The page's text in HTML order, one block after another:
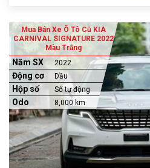
Mua Bán Xe Ô Tô Cũ KIA
CARNIVAL SIGNATURE 2022
Màu Trắng
Năm SX 2022
Động cơ Dầu
Hộp số Số tự động
Odo 8,000 km